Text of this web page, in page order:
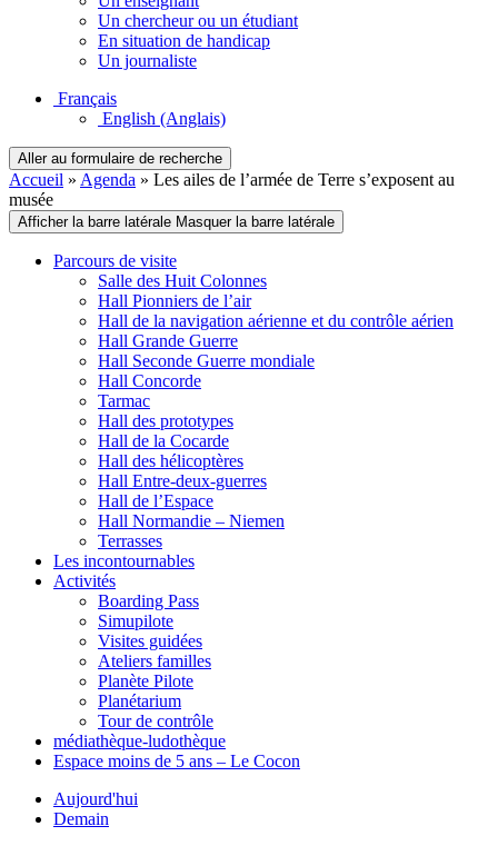
Un chercheur ou un étudiant
En situation de handicap
Un journaliste
Français
English (Anglais)
Aller au formulaire de recherche
Accueil » Agenda » Les ailes de l’armée de Terre s’exposent au
musée
Afficher la barre latérale Masquer la barre latérale
Parcours de visite
Salle des Huit Colonnes
Hall Pionniers de l’air
Hall de la navigation aérienne et du contrôle aérien
Hall Grande Guerre
Hall Seconde Guerre mondiale
Hall Concorde
Tarmac
Hall des prototypes
Hall de la Cocarde
Hall des hélicoptères
Hall Entre-deux-guerres
Hall de l’Espace
Hall Normandie – Niemen
Terrasses
Les incontournables
Activités
Boarding Pass
Simupilote
Visites guidées
Ateliers familles
Planète Pilote
Planétarium
Tour de contrôle
médiathèque-ludothèque
Espace moins de 5 ans – Le Cocon
Aujourd'hui
Demain